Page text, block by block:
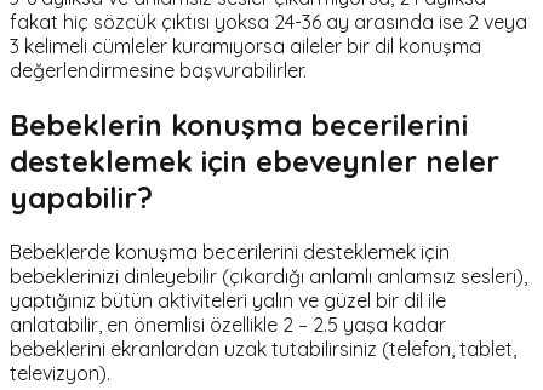
fakat hiç sözcük çıktısı yoksa 24-36 ay arasında ise 2 veya
3 kelimeli cümleler kuramıyorsa aileler bir dil konuşma
değerlendirmesine başvurabilirler.
Bebeklerin konuşma becerilerini
desteklemek için ebeveynler neler
yapabilir?
Bebeklerde konuşma becerilerini desteklemek için
bebeklerinizi dinleyebilir (çıkardığı anlamlı anlamsız sesleri),
yaptığınız bütün aktiviteleri yalın ve güzel bir dil ile
anlatabilir, en önemlisi özellikle 2 – 2.5 yaşa kadar
bebeklerini ekranlardan uzak tutabilirsiniz (telefon, tablet,
televizyon).